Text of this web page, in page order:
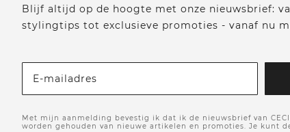
Blijf altijd op de hoogte met onze nieuwsbrief:
stylingtips tot exclusieve promoties - vanaf nu
E-mailadres
Met mijn aanmelding bevestig ik dat ik de nieuwsbrief van
worden gehouden van nieuwe artikelen en promoties. Je kunt